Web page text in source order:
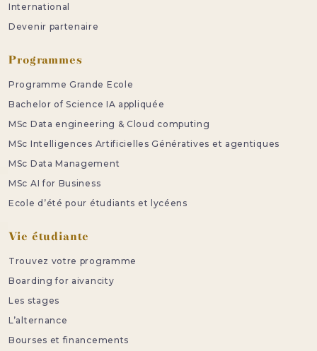
International
Devenir partenaire
Programmes
Programme Grande Ecole
Bachelor of Science IA appliquée
MSc Data engineering & Cloud computing
MSc Intelligences Artificielles Génératives et agentiques
MSc Data Management
MSc AI for Business
Ecole d’été pour étudiants et lycéens
Vie étudiante
Trouvez votre programme
Boarding for aivancity
Les stages
L’alternance
Bourses et financements